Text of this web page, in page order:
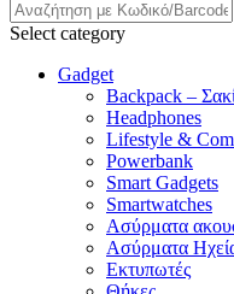
Select category
Gadget
Backpack –
Headphones
Lifestyle &
Powerbank
Smart Gadgets
Smartwatches
Ασύρματα
Ασύρματα
Εκτυπωτές